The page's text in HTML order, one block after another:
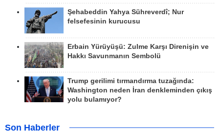
Şehabeddin Yahya Sühreverdî; Nur
felsefesinin kurucusu
Erbain Yürüyüşü: Zulme Karşı Direnişin ve
Hakkı Savunmanın Sembolü
Trump gerilimi tırmandırma tuzağında:
Washington neden İran denkleminden çıkış
yolu bulamıyor?
Son Haberler